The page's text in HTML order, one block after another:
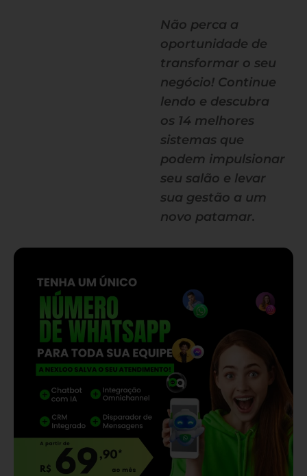
Não perca a
oportunidade de
transformar o seu
negócio! Continue
lendo e descubra
os 14 melhores
sistemas que
podem impulsionar
seu salão e levar
sua gestão a um
novo patamar.